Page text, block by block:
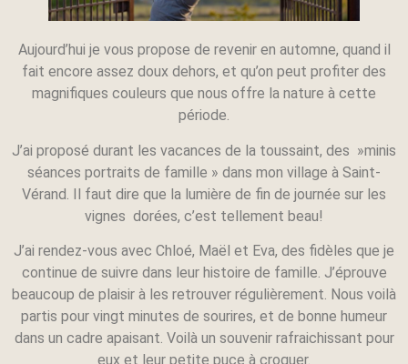
Aujourd’hui je vous propose de revenir en automne, quand il
fait encore assez doux dehors, et qu’on peut profiter des
magnifiques couleurs que nous offre la nature à cette
période.
J’ai proposé durant les vacances de la toussaint, des »minis
séances portraits de famille » dans mon village à Saint-
Vérand. Il faut dire que la lumière de fin de journée sur les
vignes dorées, c’est tellement beau!
J’ai rendez-vous avec Chloé, Maël et Eva, des fidèles que je
continue de suivre dans leur histoire de famille. J’éprouve
beaucoup de plaisir à les retrouver régulièrement. Nous voilà
partis pour vingt minutes de sourires, et de bonne humeur
dans un cadre apaisant. Voilà un souvenir rafraichissant pour
eux et leur petite puce à croquer.